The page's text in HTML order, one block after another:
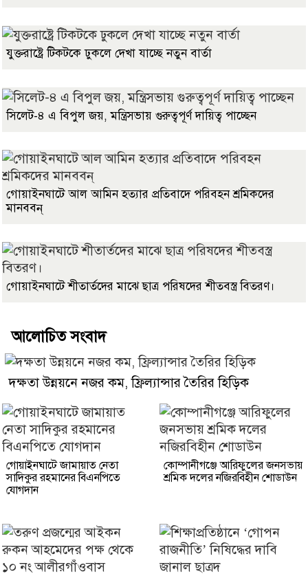
যুক্তরাষ্ট্রে টিকটকে ঢুকলে দেখা যাচ্ছে নতুন বার্তা
সিলেট-৪ এ বিপুল জয়, মন্ত্রিসভায় গুরুত্বপূর্ণ দায়িত্ব পাচ্ছেন
গোয়াইনঘাটে আল আমিন হত্যার প্রতিবাদে পরিবহন শ্রমিকদের
মানববন্
গোয়াইনঘাটে শীতার্তদের মাঝে ছাত্র পরিষদের শীতবস্ত্র বিতরণ।
আলোচিত সংবাদ
দক্ষতা উন্নয়নে নজর কম, ফ্রিল্যান্সার তৈরির হিড়িক
গোয়াইনঘাটে জামায়াত নেতা
সাদিকুর রহমানের বিএনপিতে
যোগদান
কোম্পানীগঞ্জে আরিফুলের জনসভায়
শ্রমিক দলের নজিরবিহীন শোডাউন